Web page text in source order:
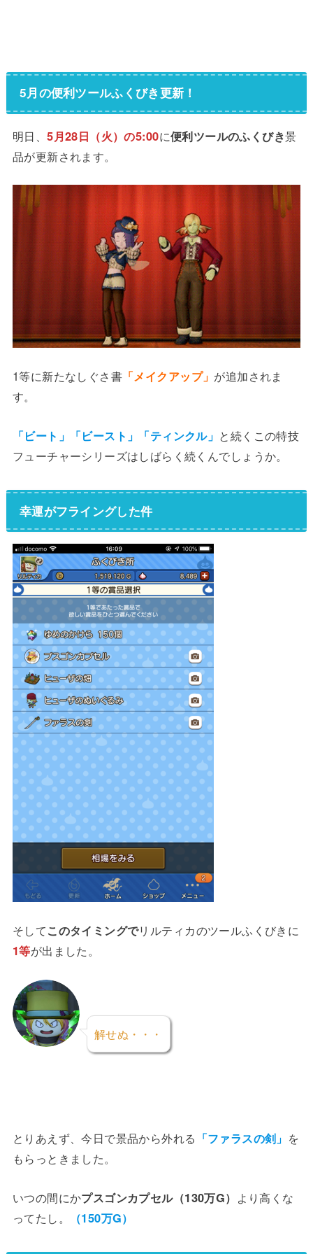
5月の便利ツールふくびき更新！
明日、5月28日（火）の5:00に便利ツールのふくびき景
品が更新されます。
1等に新たなしぐさ書 「メイクアップ」 が追加されま
す。
「ビート」「ビースト」「ティンクル」 と続くこの特技
フューチャーシリーズはしばらく続くんでしょうか。
幸運がフライングした件
そしてこのタイミングでリルティカのツールふくびきに
1等が出ました。
解せぬ・・・
とりあえず、今日で景品から外れる 「ファラスの剣」 を
もらっときました。
いつの間にかプスゴンカプセル（130万G） より高くな
ってたし。
（150万G）